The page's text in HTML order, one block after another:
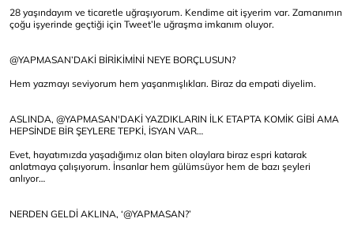
28 yaşındayım ve ticaretle uğraşıyorum. Kendime ait işyerim var. Zamanımın
çoğu işyerinde geçtiği için Tweet’le uğraşma imkanım oluyor.
@YAPMASAN’DAKİ BİRİKİMİNİ NEYE BORÇLUSUN?
Hem yazmayı seviyorum hem yaşanmışlıkları. Biraz da empati diyelim.
ASLINDA, @YAPMASAN'DAKİ YAZDIKLARIN İLK ETAPTA KOMİK GİBİ AMA
HEPSİNDE BİR ŞEYLERE TEPKİ, İSYAN VAR…
Evet, hayatımızda yaşadığımız olan biten olaylara biraz espri katarak
anlatmaya çalışıyorum. İnsanlar hem gülümsüyor hem de bazı şeyleri
anlıyor…
NERDEN GELDİ AKLINA, ‘@YAPMASAN?’